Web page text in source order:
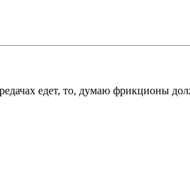
едет, то, думаю фрикционы